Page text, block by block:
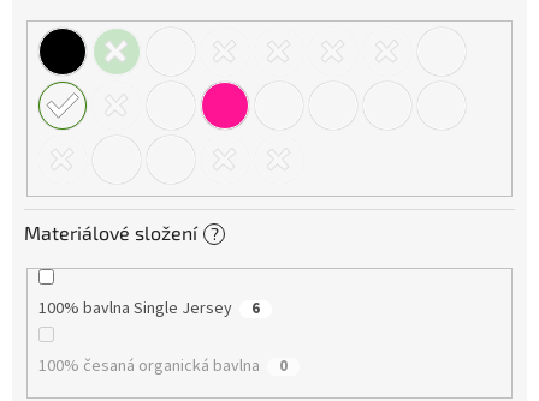
Materiálové složení ?
100% bavlna Single Jersey 6
100% česaná organická bavlna 0